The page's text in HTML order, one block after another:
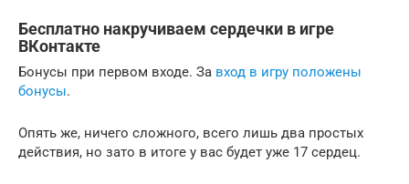
Бесплатно накручиваем сердечки в игре
ВКонтакте
Бонусы при первом входе. За вход в игру положены
бонусы.
Опять же, ничего сложного, всего лишь два простых
действия, но зато в итоге у вас будет уже 17 сердец.